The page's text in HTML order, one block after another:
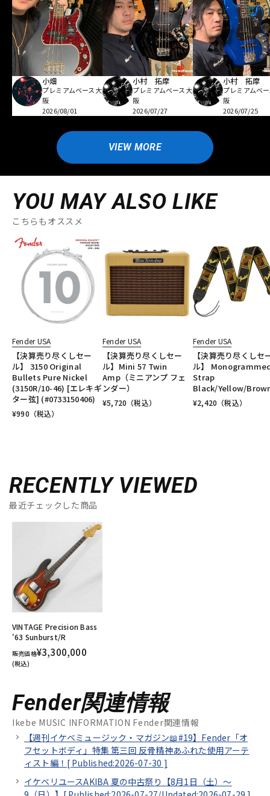
小畑
プレミアムベース大
阪
2026/08/01
小村 拓摩
プレミアムベース大
阪
2026/07/27
小村 拓摩
プレミアムベ
阪
2026/07/25
VIEW MORE
YOU MAY ALSO LIKE
こちらもオススメ
Fender USA
【決算売り尽くしセー
ル】 3150 Original
Bullets Pure Nickel
(3150R/10-46) [エレキギ
ター弦] (#0733150406)
¥990 （税込）
Fender USA
【決算売り尽くしセー
ル】Mini 57 Twin
Amp（ミニアンプ フェ
ンダー）
¥5,720 （税込）
Fender USA
【決算売り尽くしセ
ル】
Strap
Black/Yellow/
¥2,420 （税込）
RECENTLY VIEWED
最近チェックした商品
VINTAGE Precision Bass
'63 Sunburst/R
販売価格¥3,300,000
(税込)
Fender関連情報
Ikebe MUSIC INFORMATION Fender関連情報
【週刊イケベミュージック・マガジン📖#19】Fender「オ
フセットボディ」特集 第三回 反骨精神あふれた使用アーテ
ィスト編！[ Published:2026-07-30 ]
イケベリユースAKIBA 夏の中古祭り【8月1日（土）～